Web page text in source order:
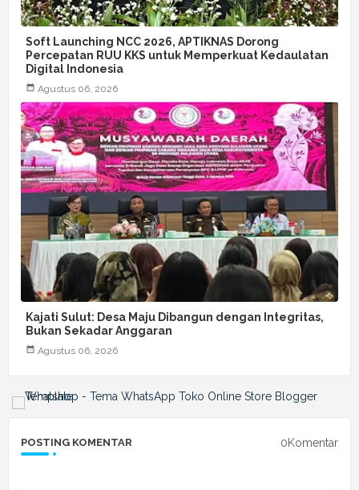
Soft Launching NCC 2026, APTIKNAS Dorong
Percepatan RUU KKS untuk Memperkuat Kedaulatan
Digital Indonesia
Agustus 06, 2026
Kajati Sulut: Desa Maju Dibangun dengan Integritas,
Bukan Sekadar Anggaran
Agustus 06, 2026
POSTING KOMENTAR 0Komentar